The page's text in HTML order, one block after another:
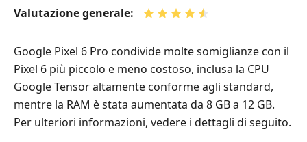
Valutazione generale:
Google Pixel 6 Pro condivide molte somiglianze con il
Pixel 6 più piccolo e meno costoso, inclusa la CPU
Google Tensor altamente conforme agli standard,
mentre la RAM è stata aumentata da 8 GB a 12 GB.
Per ulteriori informazioni, vedere i dettagli di seguito.